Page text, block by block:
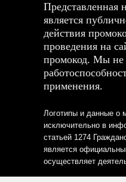
Представленная
является
действия
проведения на
промокод. Мы не
применения.
Логотипы и данные о
исключительно в
статьей 1274
является
осуществляет